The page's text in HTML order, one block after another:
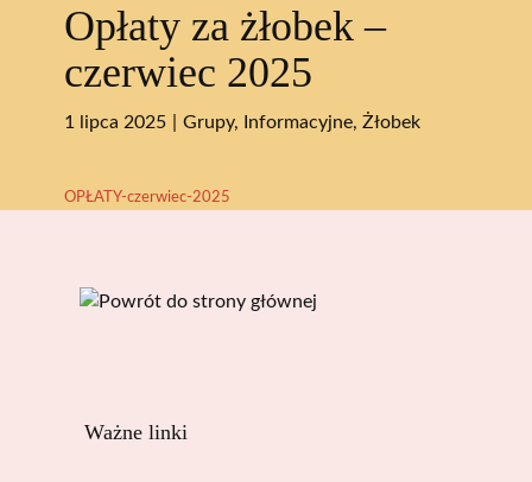
Opłaty za żłobek –
czerwiec 2025
1 lipca 2025 Grupy, Informacyjne, Żłobek
OPŁATY-czerwiec-2025
Ważne linki